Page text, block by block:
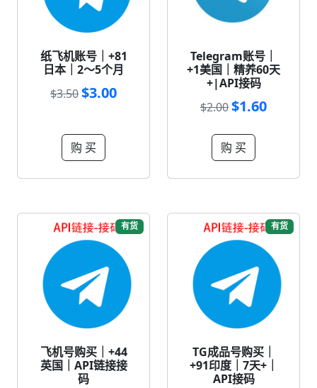
纸飞机账号｜+81
日本｜2～5个月
$3.50$3.00
购 买
Telegram账号｜
+1美国｜精养60天
+|API接码
$2.00$1.60
购 买
有货
飞机号购买｜+44
英国｜API链接接
码
有货
TG成品号购买｜
+91印度｜7天+｜
API接码